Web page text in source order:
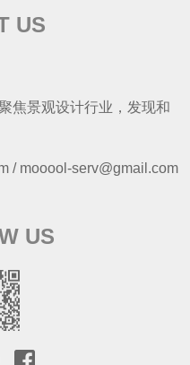
US
焦景观设计行业，发现和
/ mooool-serv@gmail.com
US